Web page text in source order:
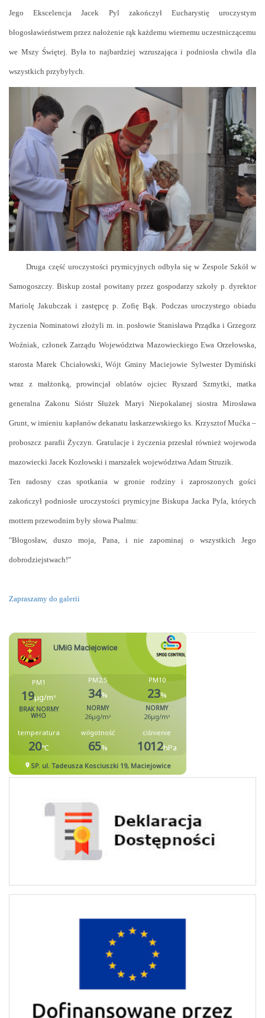
Jego Ekscelencja Jacek Pyl zakończył Eucharystię uroczystym
błogosławieństwem przez nałożenie rąk każdemu wiernemu uczestniczącemu
we Mszy Świętej. Była to najbardziej wzruszająca i podniosła chwila dla
wszystkich przybyłych.
Druga część uroczystości prymicyjnych odbyła się w Zespole Szkół w
Samogoszczy. Biskup został powitany przez gospodarzy szkoły p. dyrektor
Mariolę Jakubczak i zastępcę p. Zofię Bąk. Podczas uroczystego obiadu
życzenia Nominatowi złożyli m. in. posłowie Stanisława Prządka i Grzegorz
Woźniak, członek Zarządu Województwa Mazowieckiego Ewa Orzełowska,
starosta Marek Chciałowski, Wójt Gminy Maciejowie Sylwester Dymiński
wraz z małżonką, prowincjał oblatów ojciec Ryszard Szmytki, matka
generalna Zakonu Sióstr Służek Maryi Niepokalanej siostra Mirosława
Grunt, w imieniu kapłanów dekanatu łaskarzewskiego ks. Krzysztof Mućka –
proboszcz parafii Życzyn. Gratulacje i życzenia przesłał również wojewoda
mazowiecki Jacek Kozłowski i marszałek województwa Adam Struzik.
Ten radosny czas spotkania w gronie rodziny i zaproszonych gości
zakończył podniosłe uroczystości prymicyjne Biskupa Jacka Pyla, których
mottem przewodnim były słowa Psalmu:
"Błogosław, duszo moja, Pana, i nie zapominaj o wszystkich Jego
dobrodziejstwach!"
Zapraszamy do galerii